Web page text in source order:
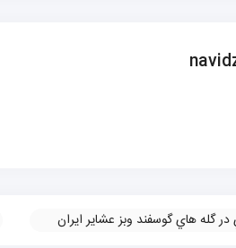
گله هاي گوسفند وبز عشاير ايران